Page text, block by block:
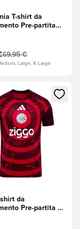
T-shirt da
Pre-partita
69,95 €
Large, X-Large
o registrarsi come
finestra modale
da
Pre-partita -